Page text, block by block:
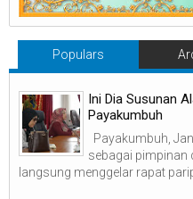
Populars
Ini Dia Susunan
Payakumbuh
Payakumbuh,
sebagai pimpinan
langsung menggelar rapat